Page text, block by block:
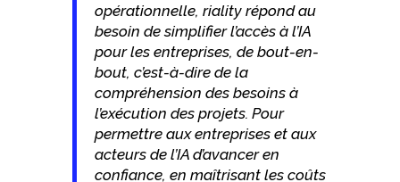
opérationnelle, riality répond au
besoin de simplifier l’accès à l’IA
pour les entreprises, de bout-en-
bout, c’est-à-dire de la
compréhension des besoins à
l’exécution des projets. Pour
permettre aux entreprises et aux
acteurs de l’IA d’avancer en
confiance, en maîtrisant les coûts